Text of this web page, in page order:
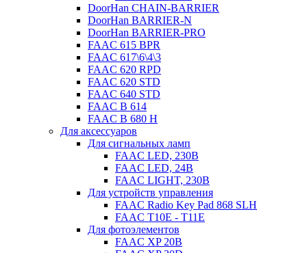
DoorHan CHAIN-BARRIER
DoorHan BARRIER-N
DoorHan BARRIER-PRO
FAAC 615 BPR
FAAC 617\6\4\3
FAAC 620 RPD
FAAC 620 STD
FAAC 640 STD
FAAC B 614
FAAC B 680 H
Для аксессуаров
Для сигнальных ламп
FAAC LED, 230B
FAAC LED, 24B
FAAC LIGHT, 230B
Для устройств управления
FAAC Radio Key Pad 868 SLH
FAAC T10E - T11E
Для фотоэлементов
FAAC XP 20B